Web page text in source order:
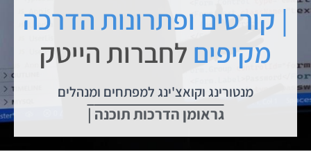
| קורסים ופתרונות הדרכה
מקיפים לחברות הייטק
מנטורינג וקואצ'ינג למפתחים ומנהלים
| גראומן הדרכות תוכנה